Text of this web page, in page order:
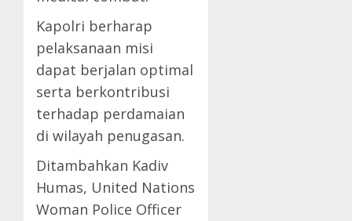
Kapolri berharap
pelaksanaan misi
dapat berjalan optimal
serta berkontribusi
terhadap perdamaian
di wilayah penugasan.
Ditambahkan Kadiv
Humas, United Nations
Woman Police Officer